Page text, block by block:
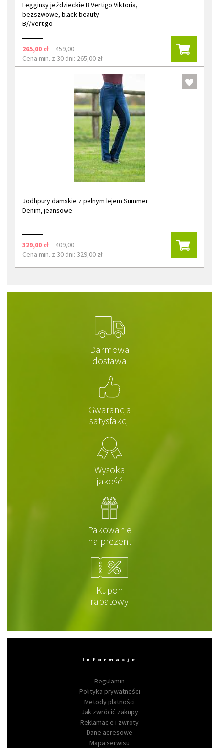
Legginsy jeździeckie B Vertigo Viktoria,
bezszwowe, black beauty
B//Vertigo
265,00 zł
459,00
Cena min. z 30 dni: 265,00 zł
Jodhpury damskie z pełnym lejem Summer
Denim, jeansowe
329,00 zł
409,00
Cena min. z 30 dni: 329,00 zł
Darmowa
dostawa
Gwarancja
satysfakcji
Wysoka
jakość
Pakowanie
na prezent
Kupon
rabatowy
Informacje
Regulamin
Polityka prywatności
Metody płatności
Jak zwrócić zakupy
Reklamacje i zwroty
Dane adresowe
Mapa serwisu